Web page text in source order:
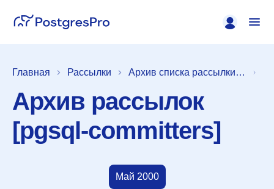
Главная Рассылки Архив списка рассылки [pgsql-committers]
Архив рассылок
[pgsql-committers]
Май 2000